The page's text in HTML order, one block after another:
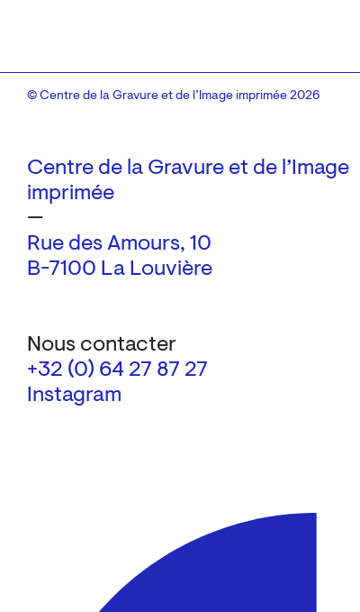
Centre de la Gravure et de l’Image
imprimée
—
Rue des Amours, 10
B-7100 La Louvière
Nous contacter
+32 (0) 64 27 87 27
Instagram
© Centre de la Gravure et de l’Image imprimée 2026